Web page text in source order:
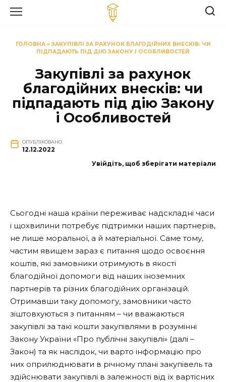
ГОЛОВНА»ЗАКУПІВЛІ ЗА РАХУНОК БЛАГОДІЙНИХ ВНЕСКІВ: ЧИ
ПІДПАДАЮТЬ ПІД ДІЮ ЗАКОНУ І ОСОБЛИВОСТЕЙ
Закупівлі за рахунок
благодійних внесків: чи
підпадають під дію Закону
і Особливостей
ОПУБЛІКОВАНО
12.12.2022
Увійдіть, щоб зберігати матеріали
Сьогодні наша країни переживає надскладні часи
і щохвилини потребує підтримки наших партнерів,
не лише моральної, а й матеріальної. Саме тому,
частим явищем зараз є питання щодо освоєння
коштів, які замовники отримують в якості
благодійної допомоги від наших іноземних
партнерів та різних благодійних організацій.
Отримавши таку допомогу, замовники часто
зіштовхуються з питанням – чи вважаються
закупівлі за такі кошти закупівлями в розумінні
Закону України «Про публічні закупівлі» (далі –
Закон) та як наслідок, чи варто інформацію про
них оприлюднювати в річному плані закупівель та
здійснювати закупівлі в залежності від їх вартісних